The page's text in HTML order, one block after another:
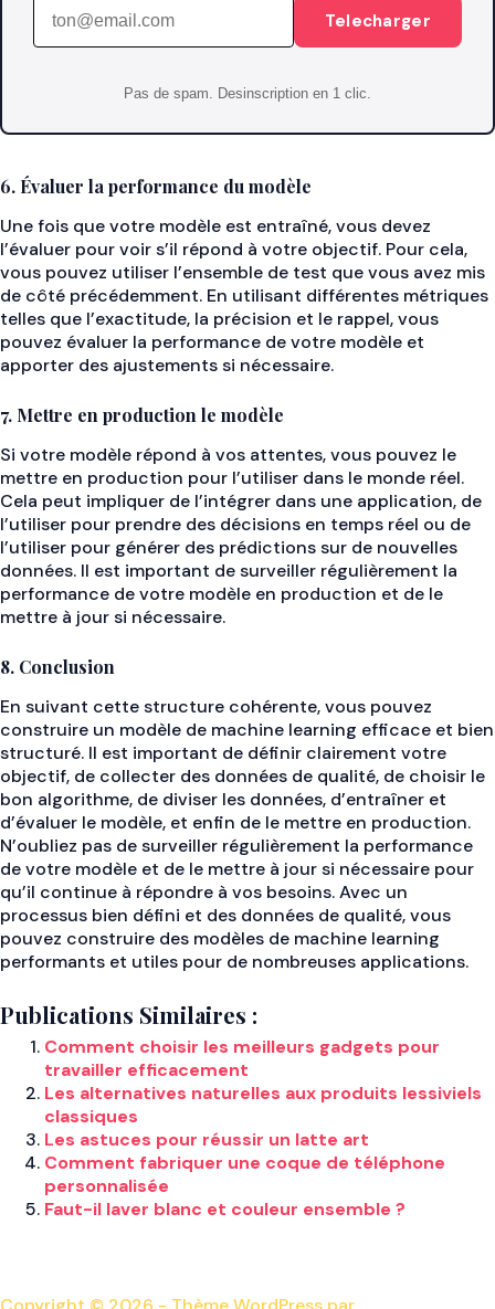
Telecharger
Pas de spam. Desinscription en 1 clic.
6. Évaluer la performance du modèle
Une fois que votre modèle est entraîné, vous devez
l’évaluer pour voir s’il répond à votre objectif. Pour cela,
vous pouvez utiliser l’ensemble de test que vous avez mis
de côté précédemment. En utilisant différentes métriques
telles que l’exactitude, la précision et le rappel, vous
pouvez évaluer la performance de votre modèle et
apporter des ajustements si nécessaire.
7. Mettre en production le modèle
Si votre modèle répond à vos attentes, vous pouvez le
mettre en production pour l’utiliser dans le monde réel.
Cela peut impliquer de l’intégrer dans une application, de
l’utiliser pour prendre des décisions en temps réel ou de
l’utiliser pour générer des prédictions sur de nouvelles
données. Il est important de surveiller régulièrement la
performance de votre modèle en production et de le
mettre à jour si nécessaire.
8. Conclusion
En suivant cette structure cohérente, vous pouvez
construire un modèle de machine learning efficace et bien
structuré. Il est important de définir clairement votre
objectif, de collecter des données de qualité, de choisir le
bon algorithme, de diviser les données, d’entraîner et
d’évaluer le modèle, et enfin de le mettre en production.
N’oubliez pas de surveiller régulièrement la performance
de votre modèle et de le mettre à jour si nécessaire pour
qu’il continue à répondre à vos besoins. Avec un
processus bien défini et des données de qualité, vous
pouvez construire des modèles de machine learning
performants et utiles pour de nombreuses applications.
Publications Similaires :
Comment choisir les meilleurs gadgets pour
travailler efficacement
Les alternatives naturelles aux produits lessiviels
classiques
Les astuces pour réussir un latte art
Comment fabriquer une coque de téléphone
personnalisée
Faut-il laver blanc et couleur ensemble ?